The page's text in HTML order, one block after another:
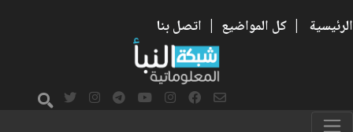
الرئيسية | كل المواضيع | اتصل بنا